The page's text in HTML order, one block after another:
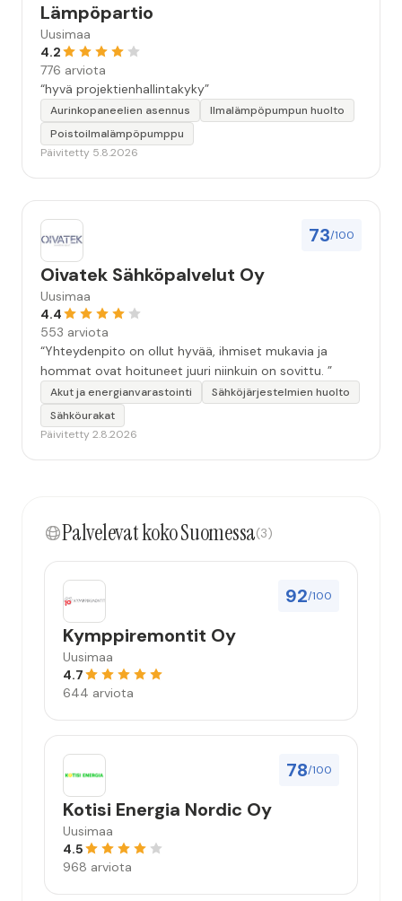
Lämpöpartio
Uusimaa
4.2
776 arviota
“hyvä projektienhallintakyky”
Aurinkopaneelien asennus
Ilmalämpöpumpun huolto
Poistoilmalämpöpumppu
Päivitetty 5.8.2026
73/100
Oivatek Sähköpalvelut Oy
Uusimaa
4.4
553 arviota
“Yhteydenpito on ollut hyvää, ihmiset mukavia ja
hommat ovat hoituneet juuri niinkuin on sovittu. ”
Akut ja energianvarastointi
Sähköjärjestelmien huolto
Sähköurakat
Päivitetty 2.8.2026
Palvelevat koko Suomessa(3)
92/100
Kymppiremontit Oy
Uusimaa
4.7
644 arviota
78/100
Kotisi Energia Nordic Oy
Uusimaa
4.5
968 arviota